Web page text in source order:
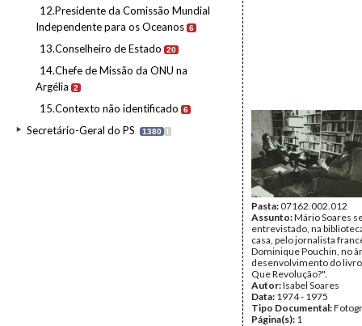
12.Presidente da Comissão Mundial
Independente para os Oceanos 6
13.Conselheiro de Estado 20
14.Chefe de Missão da ONU na
Argélia
2
15.Contexto não identificado 6
Secretário-Geral do PS 1380 I
Pasta:07162.002.012
Assunto:Mário Soares
entrevistado, na
casa, pelo jornalista
Dominique Pouchin, no
desenvolvimento do
Que Revolução?".
Autor:Isabel Soares
Data: 1974 - 1975
Tipo Documental:
Página(s): 1